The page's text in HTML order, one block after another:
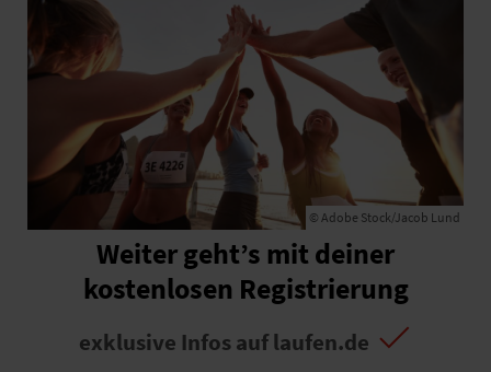
© Adobe Stock/Jacob Lund
Weiter geht’s mit deiner
kostenlosen Registrierung
exklusive Infos auf laufen.de